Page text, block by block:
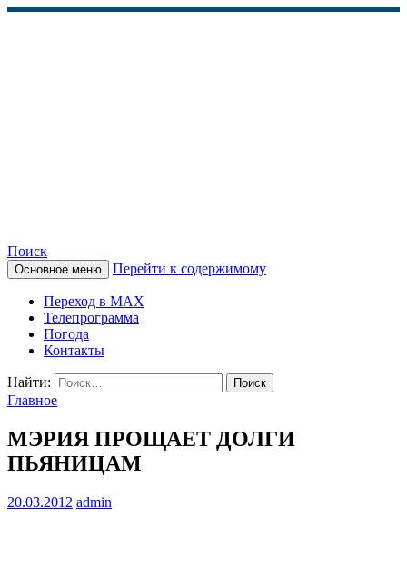
КАМЧАТСКОЕ
ИНФОРМАЦИОННОЕ
АГЕНТСТВО (КИА
«ВЕСТИ»)
Поиск
Основное меню Перейти к содержимому
Переход в MAX
Телепрограмма
Погода
Контакты
Найти:
Главное
МЭРИЯ ПРОЩАЕТ ДОЛГИ
ПЬЯНИЦАМ
20.03.2012 admin